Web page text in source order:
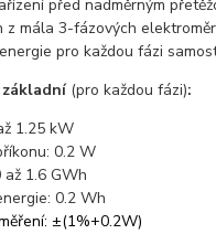
před nadměrným
z mála 3-fázových
pro každou fázi
základní (pro každou fázi):
1.25 kW
0.2 W
1.6 GWh
0.2 Wh
±(1%+0.2W)